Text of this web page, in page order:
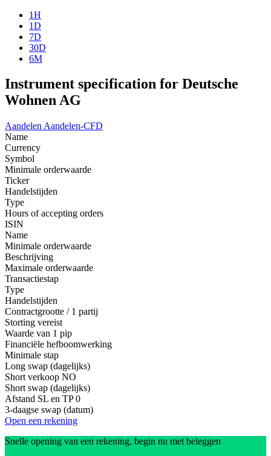
1H
1D
7D
30D
6M
Instrument specification for Deutsche
Wohnen AG
Aandelen Aandelen-CFD
Name
Currency
Symbol
Minimale orderwaarde
Ticker
Handelstijden
Type
Hours of accepting orders
ISIN
Name
Minimale orderwaarde
Beschrijving
Maximale orderwaarde
Transactiestap
Type
Handelstijden
Contractgrootte / 1 partij
Storting vereist
Waarde van 1 pip
Financiële hefboomwerking
Minimale stap
Long swap (dagelijks)
Short verkoop NO
Short swap (dagelijks)
Afstand SL en TP 0
3-daagse swap (datum)
Open een rekening
Snelle opening van een rekening, begin nu met beleggen